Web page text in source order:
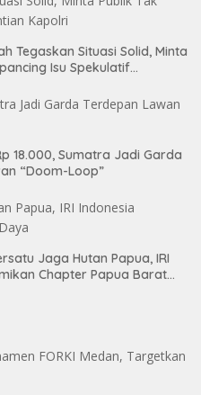
Tegaskan Situasi Solid, Minta
Isu Spekulatif
18.000, Sumatra Jadi Garda
“Doom-Loop”
Jaga Hutan Papua, IRI
Chapter Papua Barat